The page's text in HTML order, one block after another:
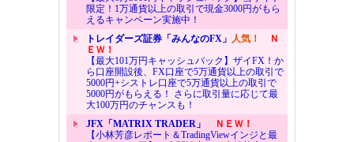
限定！1万通貨以上の取引で現金3000円がもら
えるキャンペーン実施中！
トレイダーズ証券「みんなのFX」 人気！
Ｎ
ＥＷ！
【最大101万円キャッシュバック】ザイFX！か
ら口座開設後、FX口座で5万通貨以上の取引で
5000円+シストレ口座で5万通貨以上の取引で
5000円がもらえる！ さらに取引量に応じて最
大100万円のチャンスも！
JFX「MATRIX TRADER」
ＮＥＷ！
【小林芳彦レポート＆TradingViewインジと最